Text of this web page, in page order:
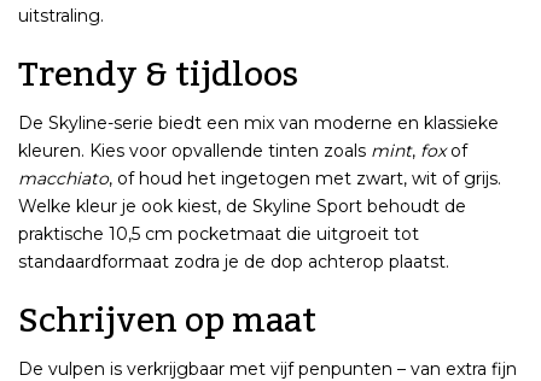
uitstraling.
Trendy & tijdloos
De Skyline-serie biedt een mix van moderne en klassieke
kleuren. Kies voor opvallende tinten zoals mint, foxof
macchiato, of houd het ingetogen met zwart, wit of grijs.
Welke kleur je ook kiest, de Skyline Sport behoudt de
praktische 10,5 cm pocketmaat die uitgroeit tot
standaardformaat zodra je de dop achterop plaatst.
Schrijven op maat
De vulpen is verkrijgbaar met vijf penpunten – van extra fijn